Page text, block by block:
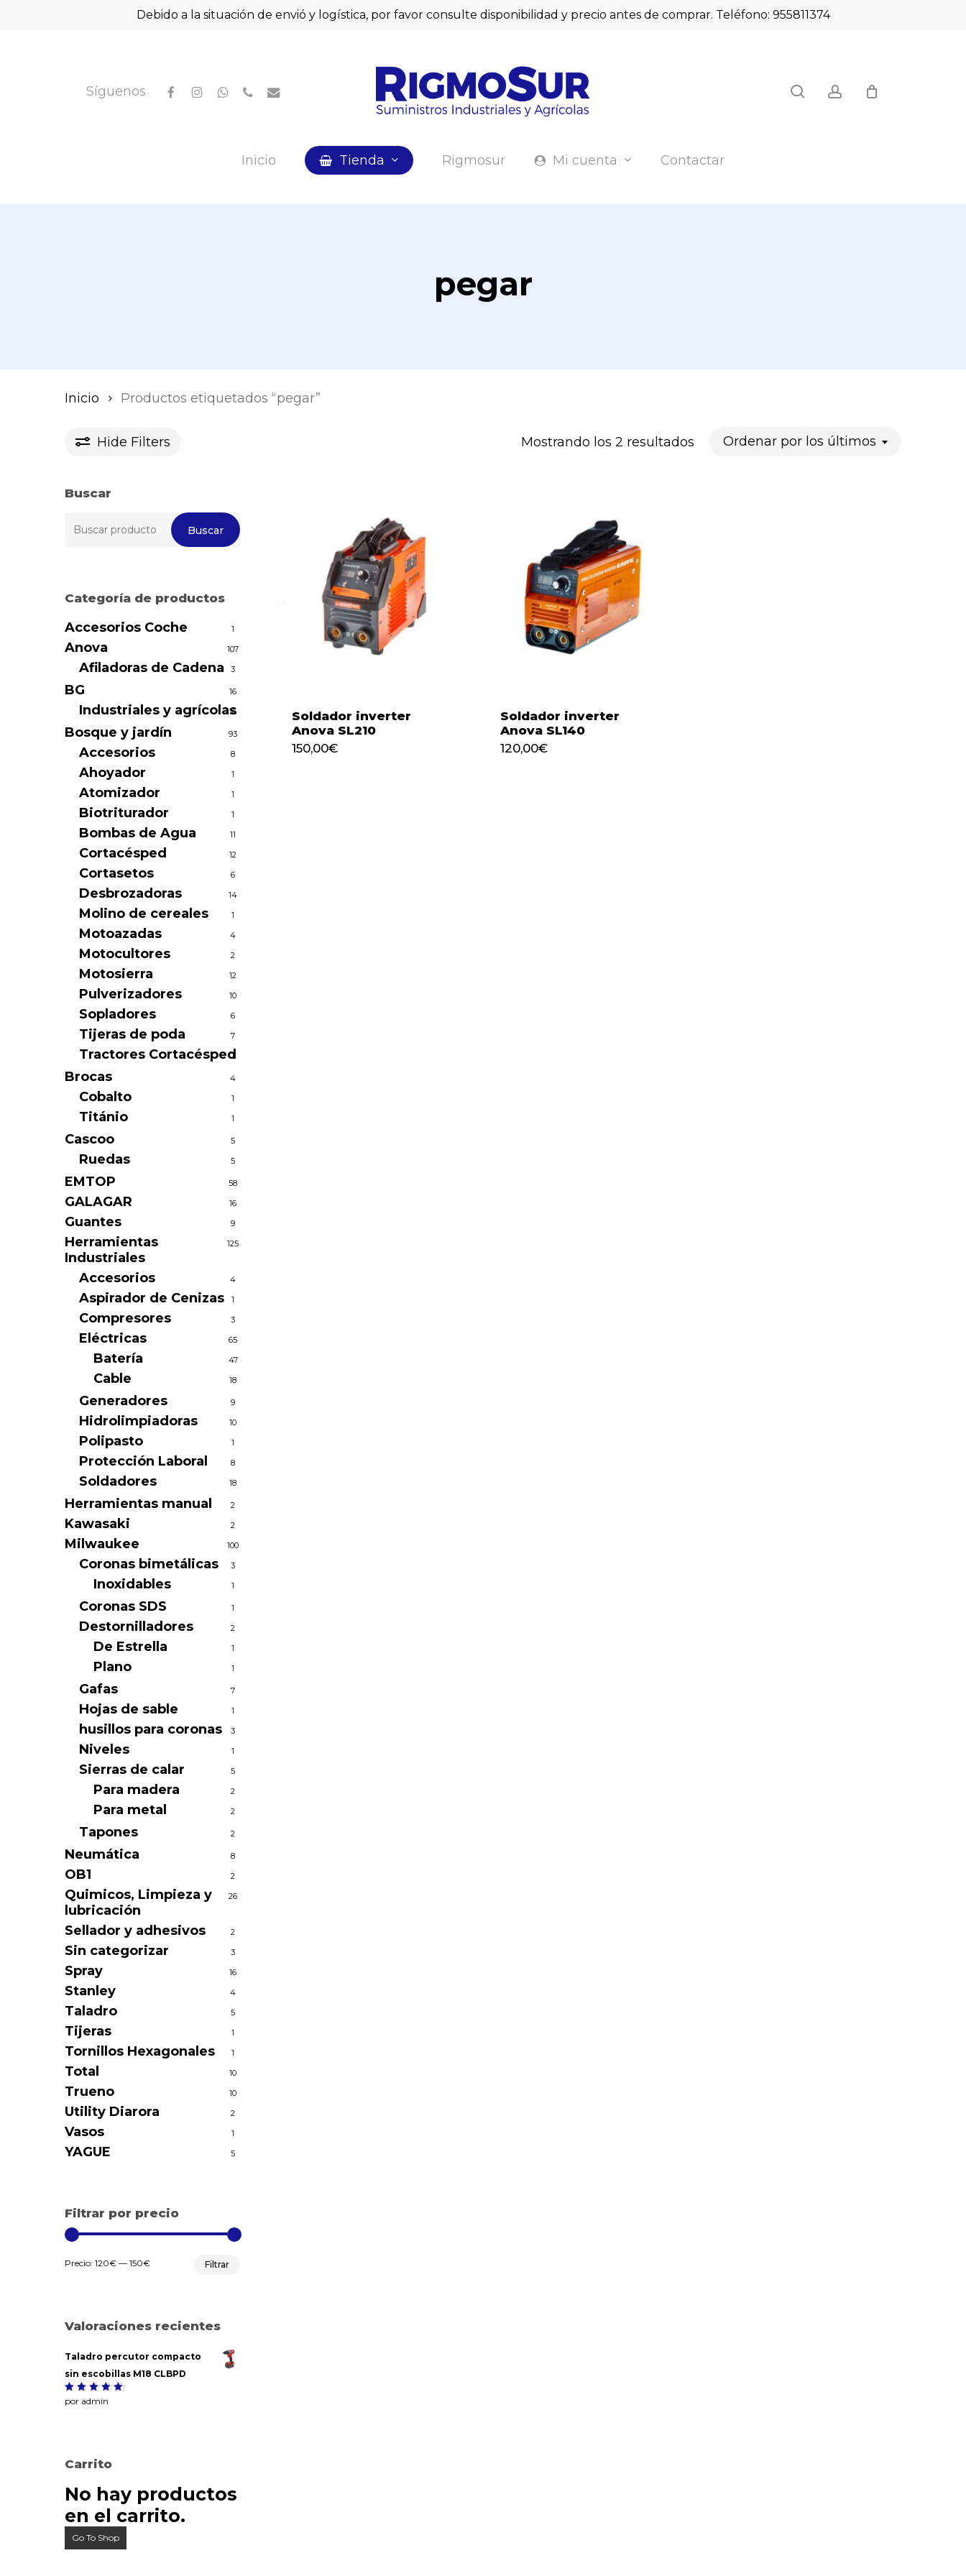
Debido a la situación de envió y logística, por favor consulte disponibilidad y precio antes de comprar. Teléfono: 955811374
Síguenos facebookinstagram
whatsapp
phoneemail
Inicio Tienda Rigmosur Mi cuenta Contactar
pegar
Inicio Productos etiquetados “pegar”
Hide Filters Mostrando los 2 resultados Ordenado
Ordenar por los últimos
Buscar
por:
Buscar
Categoría de productos
Accesorios Coche 1
Anova 107
Afiladoras de Cadena 3
BG 16
Industriales y agrícolas
16
Bosque y jardín 93
Accesorios 8
Ahoyador 1
Atomizador 1
Biotriturador 1
Bombas de Agua 11
Cortacésped 12
Cortasetos 6
Desbrozadoras 14
Molino de cereales 1
Motoazadas 4
Motocultores 2
Motosierra 12
Pulverizadores 10
Sopladores 6
Tijeras de poda 7
Tractores Cortacésped1
Brocas 4
Cobalto 1
Titánio 1
Cascoo 5
Ruedas 5
EMTOP 58
GALAGAR 16
Guantes 9
Herramientas
Industriales
125
Accesorios 4
Aspirador de Cenizas 1
Compresores 3
Eléctricas 65
Batería 47
Cable 18
Generadores 9
Hidrolimpiadoras 10
Polipasto 1
Protección Laboral 8
Soldadores 18
Herramientas manual 2
Kawasaki 2
Milwaukee 100
Coronas bimetálicas 3
Inoxidables 1
Coronas SDS 1
Destornilladores 2
De Estrella 1
Plano 1
Gafas 7
Hojas de sable 1
husillos para coronas 3
Niveles 1
Sierras de calar 5
Para madera 2
Para metal 2
Tapones 2
Neumática 8
OB1 2
Quimicos, Limpieza y
lubricación
26
Sellador y adhesivos 2
Sin categorizar 3
Spray 16
Stanley 4
Taladro 5
Tijeras 1
Tornillos Hexagonales 1
Total 10
Trueno 10
Utility Diarora 2
Vasos 1
YAGUE 5
Filtrar por precio
Filtrar
Precio: 120€ — 150€
Valoraciones recientes
Taladro percutor compacto
sin escobillas M18 CLBPD
Valorado
con
por admin
Carrito
No hay productos
en el carrito.
Go To Shop
Soldador inverter
Anova SL210
150,00€
150,00€
Soldador inverter
Anova SL140
120,00€
120,00€